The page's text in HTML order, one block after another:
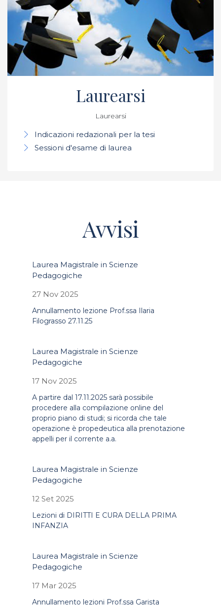
Laurearsi
Laurearsi
Indicazioni redazionali per la tesi
Sessioni d'esame di laurea
Avvisi
Laurea Magistrale in Scienze
Pedagogiche
27 Nov 2025
Annullamento lezione Prof.ssa Ilaria
Filograsso 27.11.25
Laurea Magistrale in Scienze
Pedagogiche
17 Nov 2025
A partire dal 17.11.2025 sarà possibile
procedere alla compilazione online del
proprio piano di studi; si ricorda che tale
operazione è propedeutica alla prenotazione
appelli per il corrente a.a.
Laurea Magistrale in Scienze
Pedagogiche
12 Set 2025
Lezioni di DIRITTI E CURA DELLA PRIMA
INFANZIA
Laurea Magistrale in Scienze
Pedagogiche
17 Mar 2025
Annullamento lezioni Prof.ssa Garista